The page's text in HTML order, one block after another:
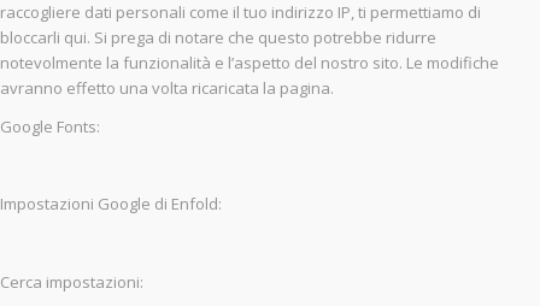
raccogliere dati personali come il tuo indirizzo IP, ti permettiamo di
bloccarli qui. Si prega di notare che questo potrebbe ridurre
notevolmente la funzionalità e l’aspetto del nostro sito. Le modifiche
avranno effetto una volta ricaricata la pagina.
Google Fonts:
Impostazioni Google di Enfold:
Cerca impostazioni: